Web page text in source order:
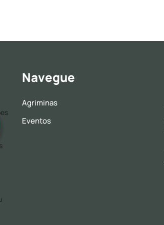
Navegue
Agriminas
Eventos